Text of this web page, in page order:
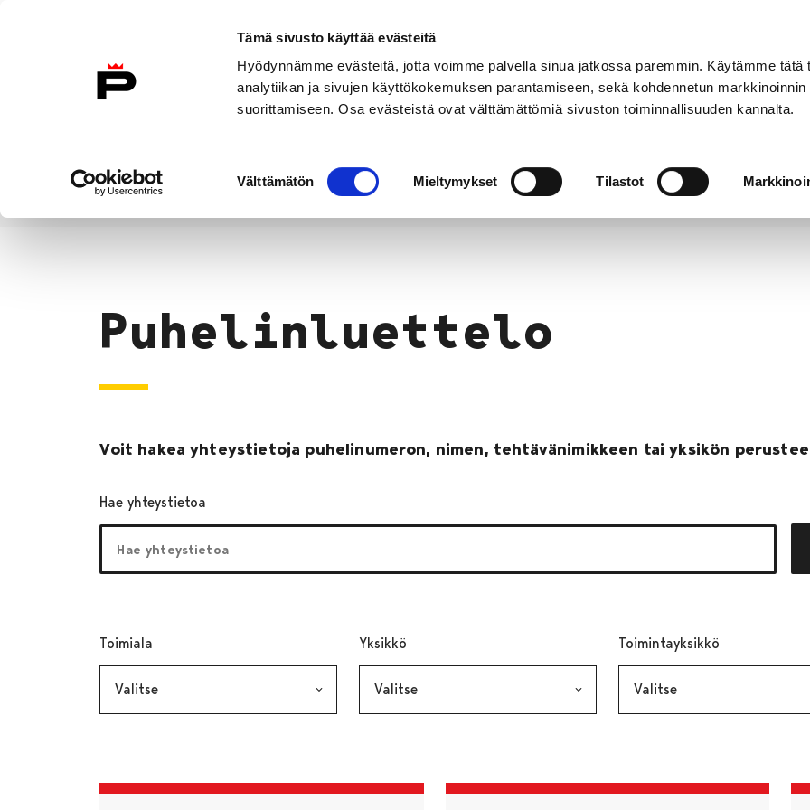
Tämä sivusto käyttää evästeitä
Hyödynnämme evästeitä, jotta voimme palvella sinua jatkossa paremmin. Käytämme tätä
analytiikan ja sivujen käyttökokemuksen parantamiseen, sekä kohdennetun markkinoinnin
suorittamiseen. Osa evästeistä ovat välttämättömiä sivuston toiminnallisuuden kannalta.
valinta
Välttämätön Mieltymykset Tilastot
Etusivulle
Etusivu
Puhelinluettelo
Voit hakea yhteystietoja puhelinumeron, nimen, tehtävänimikkeen tai yksikön
Hae yhteystietoa
Toimiala Yksikkö Toimintayksikkö